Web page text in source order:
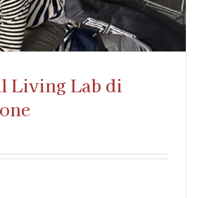
Living Lab di